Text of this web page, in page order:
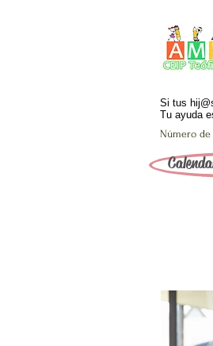
Si tus
Tu ayuda
Número de